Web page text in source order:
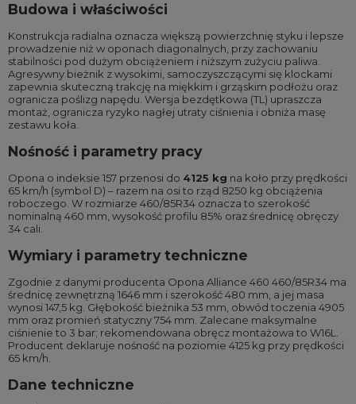
Budowa i właściwości
Konstrukcja radialna oznacza większą powierzchnię styku i lepsze
prowadzenie niż w oponach diagonalnych, przy zachowaniu
stabilności pod dużym obciążeniem i niższym zużyciu paliwa.
Agresywny bieżnik z wysokimi, samoczyszczącymi się klockami
zapewnia skuteczną trakcję na miękkim i grząskim podłożu oraz
ogranicza poślizg napędu. Wersja bezdętkowa (TL) upraszcza
montaż, ogranicza ryzyko nagłej utraty ciśnienia i obniża masę
zestawu koła.
Nośność i parametry pracy
Opona o indeksie 157 przenosi do 4125 kg na koło przy prędkości
65 km/h (symbol D) – razem na osi to rząd 8250 kg obciążenia
roboczego. W rozmiarze 460/85R34 oznacza to szerokość
nominalną 460 mm, wysokość profilu 85% oraz średnicę obręczy
34 cali.
Wymiary i parametry techniczne
Zgodnie z danymi producenta Opona Alliance 460 460/85R34 ma
średnicę zewnętrzną 1646 mm i szerokość 480 mm, a jej masa
wynosi 147,5 kg. Głębokość bieżnika 53 mm, obwód toczenia 4905
mm oraz promień statyczny 754 mm. Zalecane maksymalne
ciśnienie to 3 bar; rekomendowana obręcz montażowa to W16L.
Producent deklaruje nośność na poziomie 4125 kg przy prędkości
65 km/h.
Dane techniczne